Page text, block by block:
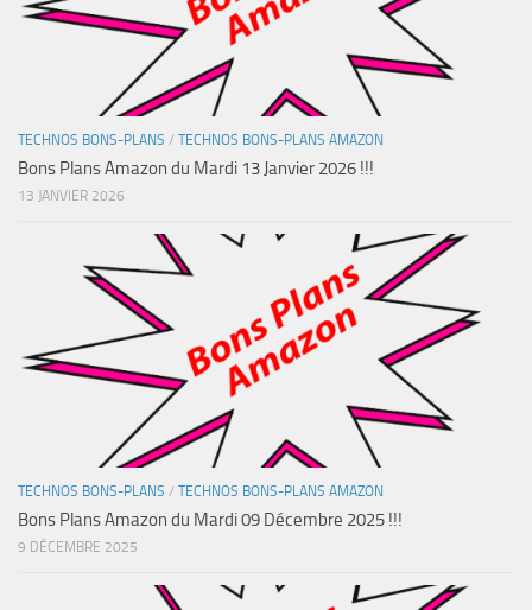
TECHNOS BONS-PLANS / TECHNOS BONS-PLANS AMAZON
Bons Plans Amazon du Mardi 13 Janvier 2026 !!!
13 JANVIER 2026
TECHNOS BONS-PLANS / TECHNOS BONS-PLANS AMAZON
Bons Plans Amazon du Mardi 09 Décembre 2025 !!!
9 DÉCEMBRE 2025